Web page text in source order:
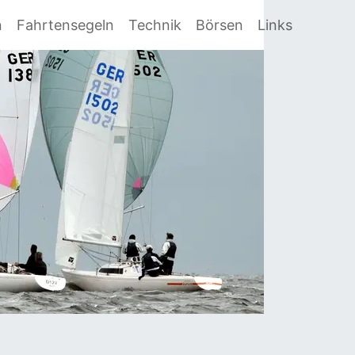
Fahrtensegeln Technik Börsen Links